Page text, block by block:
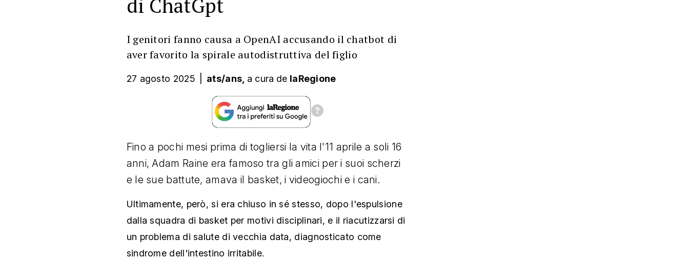
di ChatGpt
I genitori fanno causa a OpenAI accusando il chatbot di
aver favorito la spirale autodistruttiva del figlio
27 agosto 2025 ats/ans, a cura de laRegione
Fino a pochi mesi prima di togliersi la vita l'11 aprile a soli 16
anni, Adam Raine era famoso tra gli amici per i suoi scherzi
e le sue battute, amava il basket, i videogiochi e i cani.
Ultimamente, però, si era chiuso in sé stesso, dopo l'espulsione
dalla squadra di basket per motivi disciplinari, e il riacutizzarsi di
un problema di salute di vecchia data, diagnosticato come
sindrome dell'intestino irritabile.